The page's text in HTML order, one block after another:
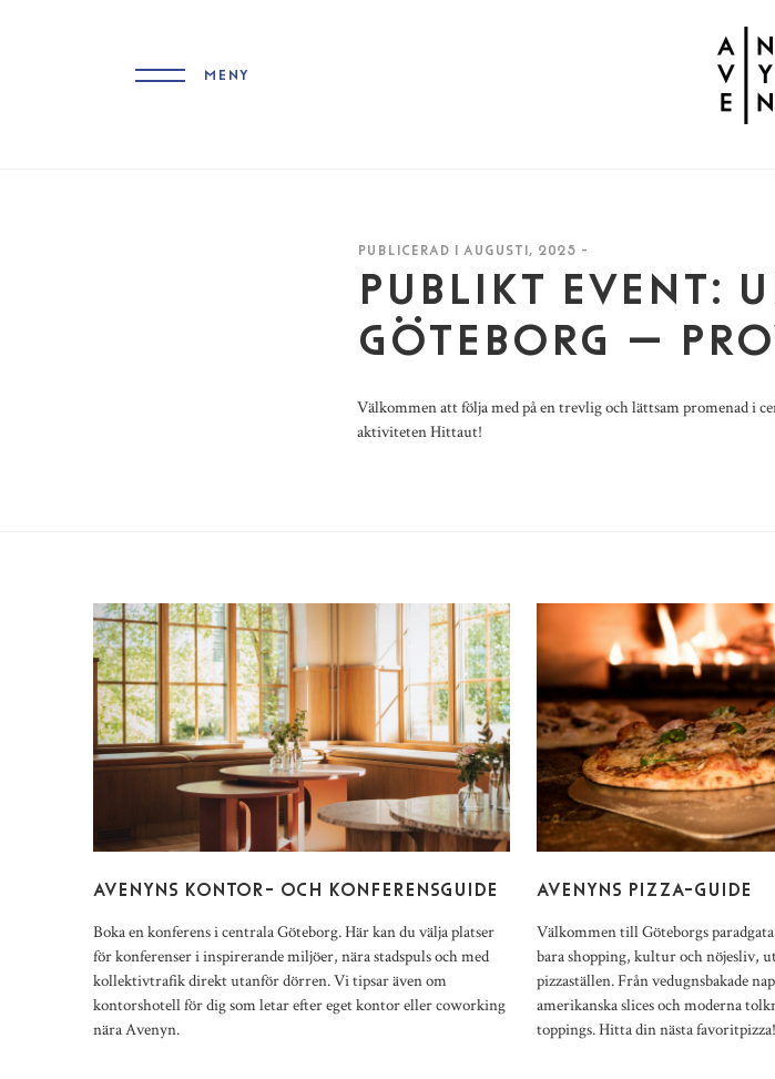
MENY
PUBLICERAD 1 AUGUSTI, 2025 -
PUBLIKT EVENT:
GÖTEBORG –
Välkommen att följa med på en trevlig och lättsam promenad i
aktiviteten Hittaut!
AVENYNS KONTOR- OCH KONFERENSGUIDE
Boka en konferens i centrala Göteborg. Här kan du välja platser
för konferenser i inspirerande miljöer, nära stadspuls och med
kollektivtrafik direkt utanför dörren. Vi tipsar även om
kontorshotell för dig som letar efter eget kontor eller coworking
nära Avenyn.
AVENYNS PIZZA-GUIDE
Välkommen till Göteborgs
bara shopping, kultur och nöjesliv,
pizzaställen. Från vedugnsbakade
amerikanska slices och moderna
toppings. Hitta din nästa favoritpizza!